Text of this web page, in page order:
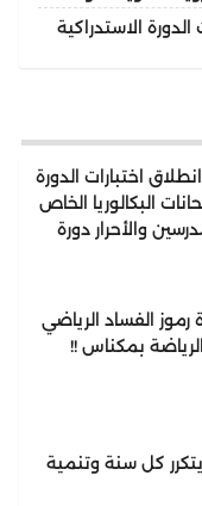
الاستدراكية
اختبارات الدورة
البكالوريا الخاص
والأحرار دورة
رموز الفساد الرياضي
بمكناس !!
كل سنة وتنمية